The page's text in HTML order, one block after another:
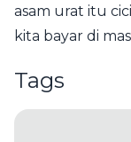
asam urat itu
kita bayar di
Tags